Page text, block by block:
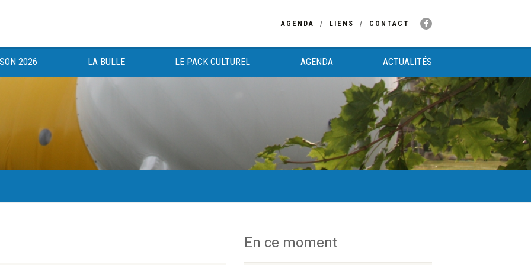
AGENDA LIENS CONTACT
2026 LA BULLE LE PACK CULTUREL AGENDA ACTUALITÉS
au bénéfice des haut-saônois depuis 1983. En ce moment